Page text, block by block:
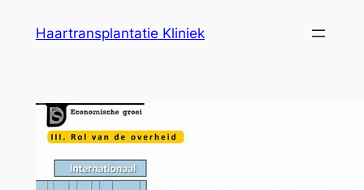
Haartransplantatie Kliniek